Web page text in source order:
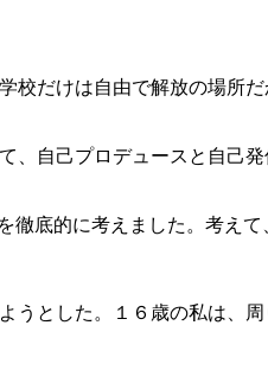
だけは自由で解放の場所
自己プロデュースと自己
底的に考えました。考えて
とした。１６歳の私は、